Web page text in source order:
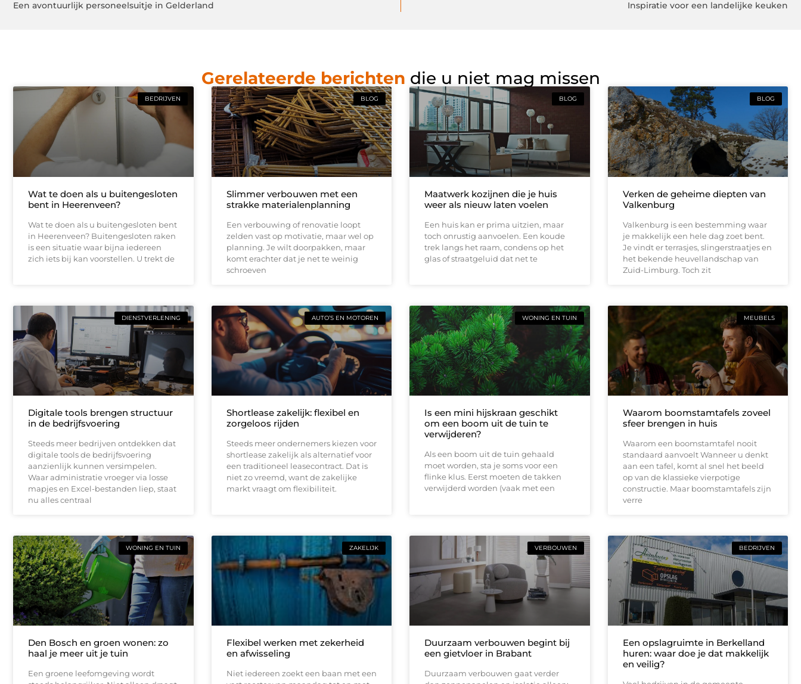
Een avontuurlijk personeelsuitje in Gelderland Inspiratie voor een landelijke keuken
Gerelateerde berichten die u niet mag missen
BEDRIJVEN
Wat te doen als u buitengesloten
bent in Heerenveen?
Wat te doen als u buitengesloten bent
in Heerenveen? Buitengesloten raken
is een situatie waar bijna iedereen
zich iets bij kan voorstellen. U trekt de
BLOG
Slimmer verbouwen met een
strakke materialenplanning
Een verbouwing of renovatie loopt
zelden vast op motivatie, maar wel op
planning. Je wilt doorpakken, maar
komt erachter dat je net te weinig
schroeven
BLOG
Maatwerk kozijnen die je huis
weer als nieuw laten voelen
Een huis kan er prima uitzien, maar
toch onrustig aanvoelen. Een koude
trek langs het raam, condens op het
glas of straatgeluid dat net te
BLOG
Verken de geheime diepten van
Valkenburg
Valkenburg is een bestemming waar
je makkelijk een hele dag zoet bent.
Je vindt er terrasjes, slingerstraatjes en
het bekende heuvellandschap van
Zuid-Limburg. Toch zit
DIENSTVERLENING
Digitale tools brengen structuur
in de bedrijfsvoering
Steeds meer bedrijven ontdekken dat
digitale tools de bedrijfsvoering
aanzienlijk kunnen versimpelen.
Waar administratie vroeger via losse
mapjes en Excel-bestanden liep, staat
nu alles centraal
AUTO’S EN MOTOREN
Shortlease zakelijk: flexibel en
zorgeloos rijden
Steeds meer ondernemers kiezen voor
shortlease zakelijk als alternatief voor
een traditioneel leasecontract. Dat is
niet zo vreemd, want de zakelijke
markt vraagt om flexibiliteit.
WONING EN TUIN
Is een mini hijskraan geschikt
om een boom uit de tuin te
verwijderen?
Als een boom uit de tuin gehaald
moet worden, sta je soms voor een
flinke klus. Eerst moeten de takken
verwijderd worden (vaak met een
MEUBELS
Waarom boomstamtafels zoveel
sfeer brengen in huis
Waarom een boomstamtafel nooit
standaard aanvoelt Wanneer u denkt
aan een tafel, komt al snel het beeld
op van de klassieke vierpotige
constructie. Maar boomstamtafels zijn
verre
WONING EN TUIN
Den Bosch en groen wonen: zo
haal je meer uit je tuin
Een groene leefomgeving wordt
ZAKELIJK
Flexibel werken met zekerheid
en afwisseling
Niet iedereen zoekt een baan met een
VERBOUWEN
Duurzaam verbouwen begint bij
een gietvloer in Brabant
Duurzaam verbouwen gaat verder
BEDRIJVEN
Een opslagruimte in Berkelland
huren: waar doe je dat makkelijk
en veilig?